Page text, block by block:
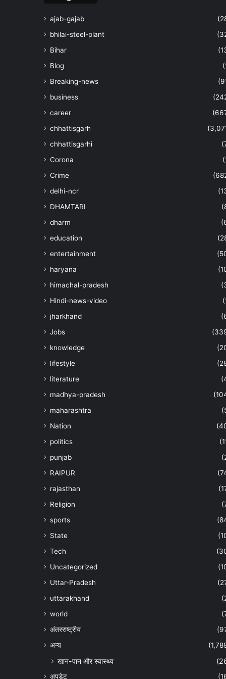
ajab-gajab
bhilai-steel-plant
Bihar
Blog
Breaking-news
business
career
chhattisgarh
chhattisgarhi
Corona
Crime
delhi-ncr
DHAMTARI
dharm
education
entertainment
haryana
himachal-pradesh
Hindi-news-video
jharkhand
Jobs
knowledge
lifestyle
literature
madhya-pradesh
maharashtra
Nation
politics
punjab
RAIPUR
rajasthan
Religion
sports
State
Tech
Uncategorized
Uttar-Pradesh
uttarakhand
world
अंतरराष्ट्रीय
अन्‍य
खान-पान और स्वास्थ्य
अपडेट